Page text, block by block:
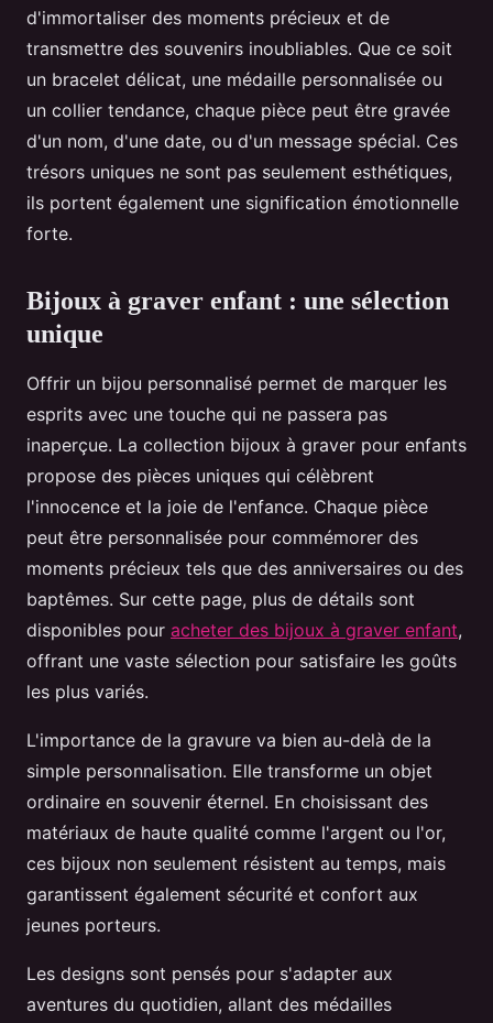
d'immortaliser des moments précieux et de
transmettre des souvenirs inoubliables. Que ce soit
un bracelet délicat, une médaille personnalisée ou
un collier tendance, chaque pièce peut être gravée
d'un nom, d'une date, ou d'un message spécial. Ces
trésors uniques ne sont pas seulement esthétiques,
ils portent également une signification émotionnelle
forte.
Bijoux à graver enfant : une sélection
unique
Offrir un bijou personnalisé permet de marquer les
esprits avec une touche qui ne passera pas
inaperçue. La collection bijoux à graver pour enfants
propose des pièces uniques qui célèbrent
l'innocence et la joie de l'enfance. Chaque pièce
peut être personnalisée pour commémorer des
moments précieux tels que des anniversaires ou des
baptêmes. Sur cette page, plus de détails sont
disponibles pour acheter des bijoux à graver enfant,
offrant une vaste sélection pour satisfaire les goûts
les plus variés.
L'importance de la gravure va bien au-delà de la
simple personnalisation. Elle transforme un objet
ordinaire en souvenir éternel. En choisissant des
matériaux de haute qualité comme l'argent ou l'or,
ces bijoux non seulement résistent au temps, mais
garantissent également sécurité et confort aux
jeunes porteurs.
Les designs sont pensés pour s'adapter aux
aventures du quotidien, allant des médailles